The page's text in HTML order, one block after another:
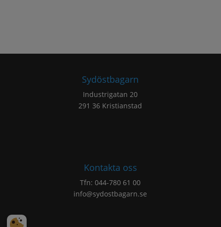
Sydöstbagarn
Industrigatan 20
291 36 Kristianstad
Kontakta oss
Tfn:044-780 61 00
info@sydostbagarn.se